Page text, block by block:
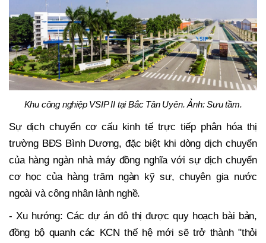
Khu công nghiệp VSIP II tại Bắc Tân Uyên. Ảnh: Sưu tầm.
Sự dịch chuyển cơ cấu kinh tế trực tiếp phân hóa thị
trường BĐS Bình Dương, đặc biệt khi dòng dịch chuyển
của hàng ngàn nhà máy đồng nghĩa với sự dịch chuyển
cơ học của hàng trăm ngàn kỹ sư, chuyên gia nước
ngoài và công nhân lành nghề.
- Xu hướng: Các dự án đô thị được quy hoạch bài bản,
đồng bộ quanh các KCN thế hệ mới sẽ trở thành "thỏi